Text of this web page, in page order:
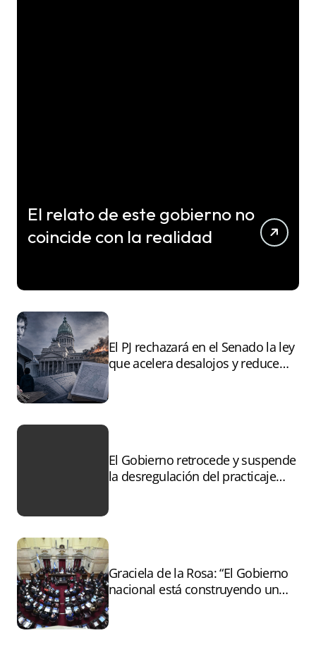
El relato de este gobierno no
coincide con la realidad
El PJ rechazará en el Senado la ley
que acelera desalojos y reduce
El Gobierno retrocede y suspende
la desregulación del practicaje
Graciela de la Rosa: “El Gobierno
nacional está construyendo un